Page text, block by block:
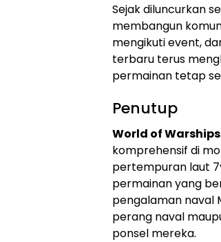
Sejak diluncurkan
membangun
mengikuti event,
terbaru terus
permainan tetap
Penutup
World of
komprehensif di
pertempuran laut
permainan yang
pengalaman naval
perang naval
ponsel mereka.